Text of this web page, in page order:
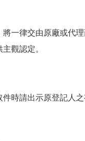
一律交由原廠或代理
觀認定。
時請出示原登記人